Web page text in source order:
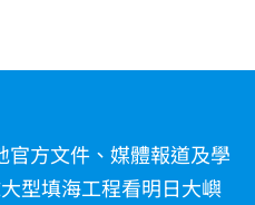
方文件、媒體報道及學
型填海工程看明日大嶼